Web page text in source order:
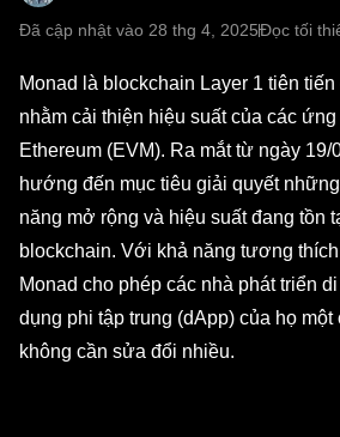
Đã cập nhật vào 28 thg 4, 2025Đọc tối
Monad là blockchain Layer 1 tiên
nhằm cải thiện hiệu suất của các
Ethereum (EVM). Ra mắt từ ngày 19/
hướng đến mục tiêu giải quyết
năng mở rộng và hiệu suất đang tồn
blockchain. Với khả năng tương
Monad cho phép các nhà phát triển
dụng phi tập trung (dApp) của họ một
không cần sửa đổi nhiều.